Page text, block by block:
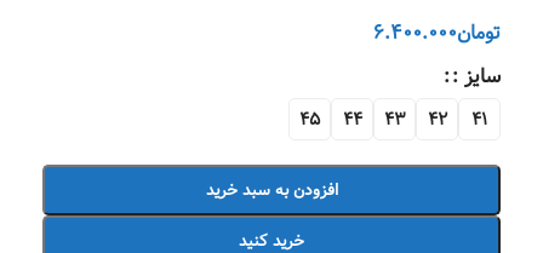
تومان6.400.000
سایز :
41
42
43
44
45
افزودن به سبد خرید
خرید کنید